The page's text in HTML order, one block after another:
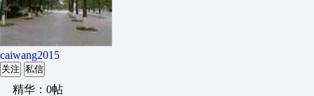
caiwang2015
关注 私信
精华：0帖